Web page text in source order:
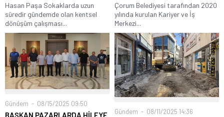
Hasan Paşa Sokaklarda uzun
süredir gündemde olan kentsel
dönüşüm çalışması...
Çorum Belediyesi tarafından 2020
yılında kurulan Kariyer ve İş
Merkezi...
Gündem 08/15/2025 09:50
BAŞKAN PAZARLARDA HİLEYE
Gündem 08/11/2025 14:36